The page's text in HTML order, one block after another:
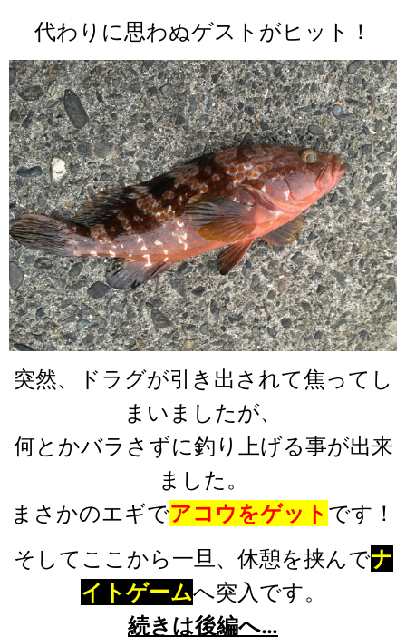
代わりに思わぬゲストがヒット！
突然、ドラグが引き出されて焦ってし
まいましたが、
何とかバラさずに釣り上げる事が出来
ました。
まさかのエギでアコウをゲット です！
そしてここから一旦、休憩を挟んでナ
イトゲームへ突入です。
続きは後編へ…